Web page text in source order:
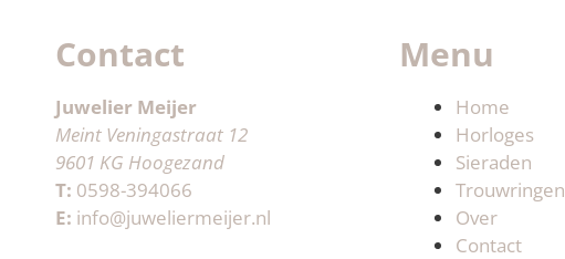
Contact
Juwelier Meijer
Meint Veningastraat 12
9601 KG Hoogezand
T: 0598-394066
E: info@juweliermeijer.nl
Menu
Home
Horloges
Sieraden
Trouwringen
Over
Contact